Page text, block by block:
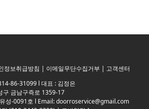
정보취급방침 | 이메일무단수집거부 | 고객센터
86-31099 l 대표 : 김정은
구 금남구즉로 1359-17
성-0091호 l Email: doorroservice@gmail.com